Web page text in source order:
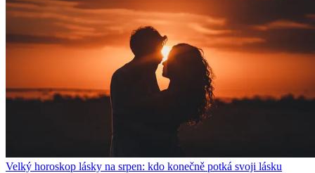
Velký horoskop lásky na srpen: kdo konečně potká svoji lásku